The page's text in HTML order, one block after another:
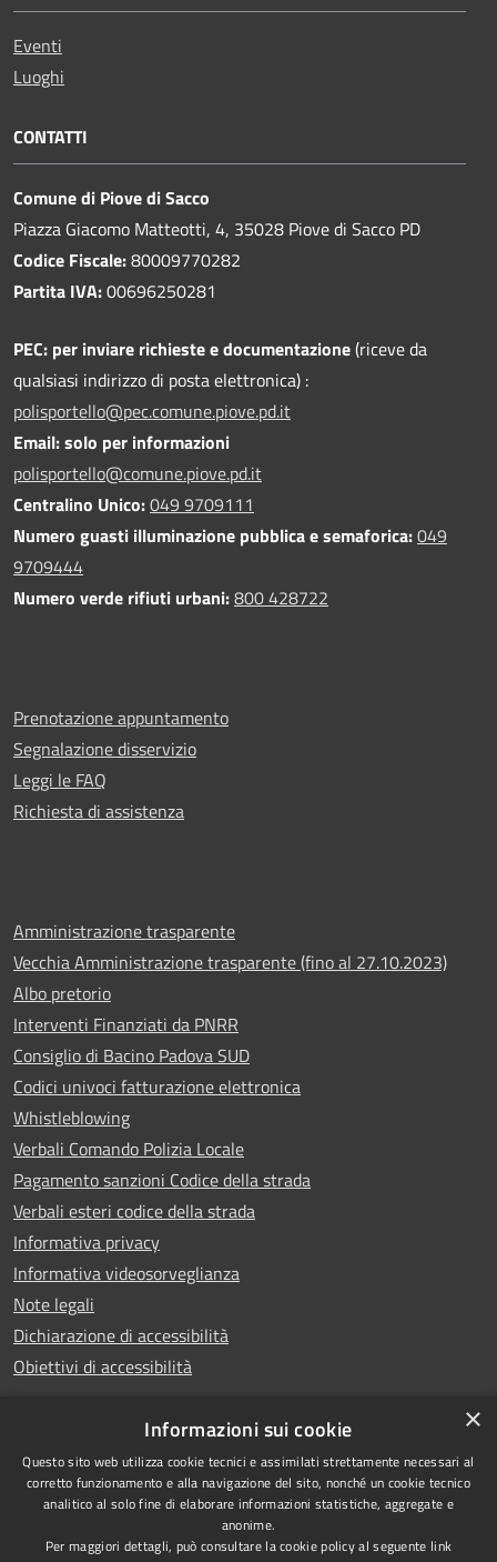
Eventi
Luoghi
CONTATTI
Comune di Piove di Sacco
Piazza Giacomo Matteotti, 4, 35028 Piove di Sacco PD
Codice Fiscale:80009770282
Partita IVA:00696250281
PEC: per inviare richieste e documentazione(riceve da
qualsiasi indirizzo di posta elettronica) :
polisportello@pec.comune.piove.pd.it
Email: solo per informazioni
polisportello@comune.piove.pd.it
Centralino Unico:049 9709111
Numero guasti illuminazione pubblica e semaforica:049
9709444
Numero verde rifiuti urbani:800 428722
Prenotazione appuntamento
Segnalazione disservizio
Leggi le FAQ
Richiesta di assistenza
Amministrazione trasparente
Vecchia Amministrazione trasparente (fino al 27.10.2023)
Albo pretorio
Interventi Finanziati da PNRR
Consiglio di Bacino Padova SUD
Codici univoci fatturazione elettronica
Whistleblowing
Verbali Comando Polizia Locale
Pagamento sanzioni Codice della strada
Verbali esteri codice della strada
Informativa privacy
Informativa videosorveglianza
Note legali
Dichiarazione di accessibilità
Obiettivi di accessibilità
RSS
Accessibilità
Privacy
Copyright © 2026 • Comune di
Piove di Sacco • Powered by
Municipium•Accesso
×
Informazioni sui cookie
Questo sito web utilizza cookie tecnici e assimilati strettamente necessari al
corretto funzionamento e alla navigazione del sito, nonché un cookie tecnico
analitico al solo fine di elaborare informazioni statistiche, aggregate e
anonime.
Per maggiori dettagli, può consultare la cookie policy al seguente link